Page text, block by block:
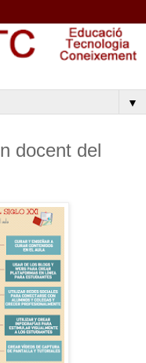
▼
docent del